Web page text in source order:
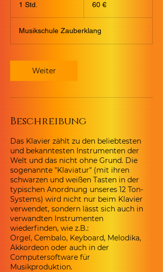
1 Std.
d
60 €
Musikschule Zauberklang
Weiter
Beschreibung
Das Klavier zählt zu den beliebtesten
und bekanntesten Instrumenten der
Welt und das nicht ohne Grund. Die
sogenannte "Klaviatur" (mit ihren
schwarzen und weißen Tasten in der
typischen Anordnung unseres 12 Ton-
Systems) wird nicht nur beim Klavier
verwendet, sondern lässt sich auch in
verwandten Instrumenten
wiederfinden, wie z.B.:
Orgel, Cembalo, Keyboard, Melodika,
Akkordeon oder auch in der
Computersoftware für
Musikproduktion.